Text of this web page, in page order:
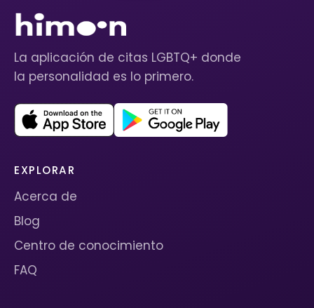
La aplicación de citas LGBTQ+ donde
la personalidad es lo primero.
EXPLORAR
Acerca de
Blog
Centro de conocimiento
FAQ